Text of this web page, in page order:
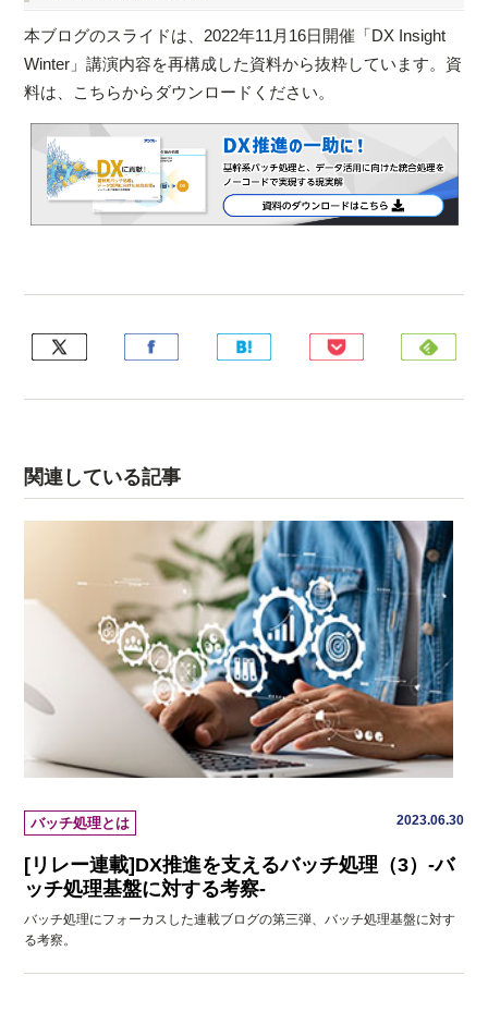
本ブログのスライドは、2022年11月16日開催「DX Insight
Winter」講演内容を再構成した資料から抜粋しています。資
料は、こちらからダウンロードください。
関連している記事
バッチ処理とは 2023.06.30
[リレー連載]DX推進を支えるバッチ処理（3）-バ
ッチ処理基盤に対する考察-
バッチ処理にフォーカスした連載ブログの第三弾、バッチ処理基盤に対す
る考察。